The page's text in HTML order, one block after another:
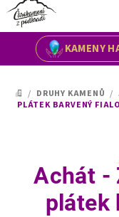
KAMENY
DOMŮ
/ DRUHY KAMENŮ /
PLÁTEK BARVENÝ
Achát -
plátek